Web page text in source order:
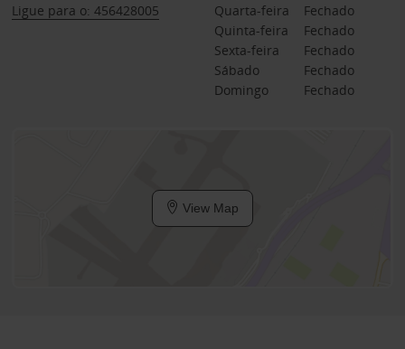
Ligue para o: 456428005
Quarta-feira
Fechado
Quinta-feira
Fechado
Sexta-feira
Fechado
Sábado
Fechado
Domingo
Fechado
View Map